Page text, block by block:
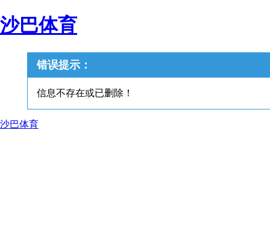
沙巴体育
错误提示：
信息不存在或已删除！
沙巴体育